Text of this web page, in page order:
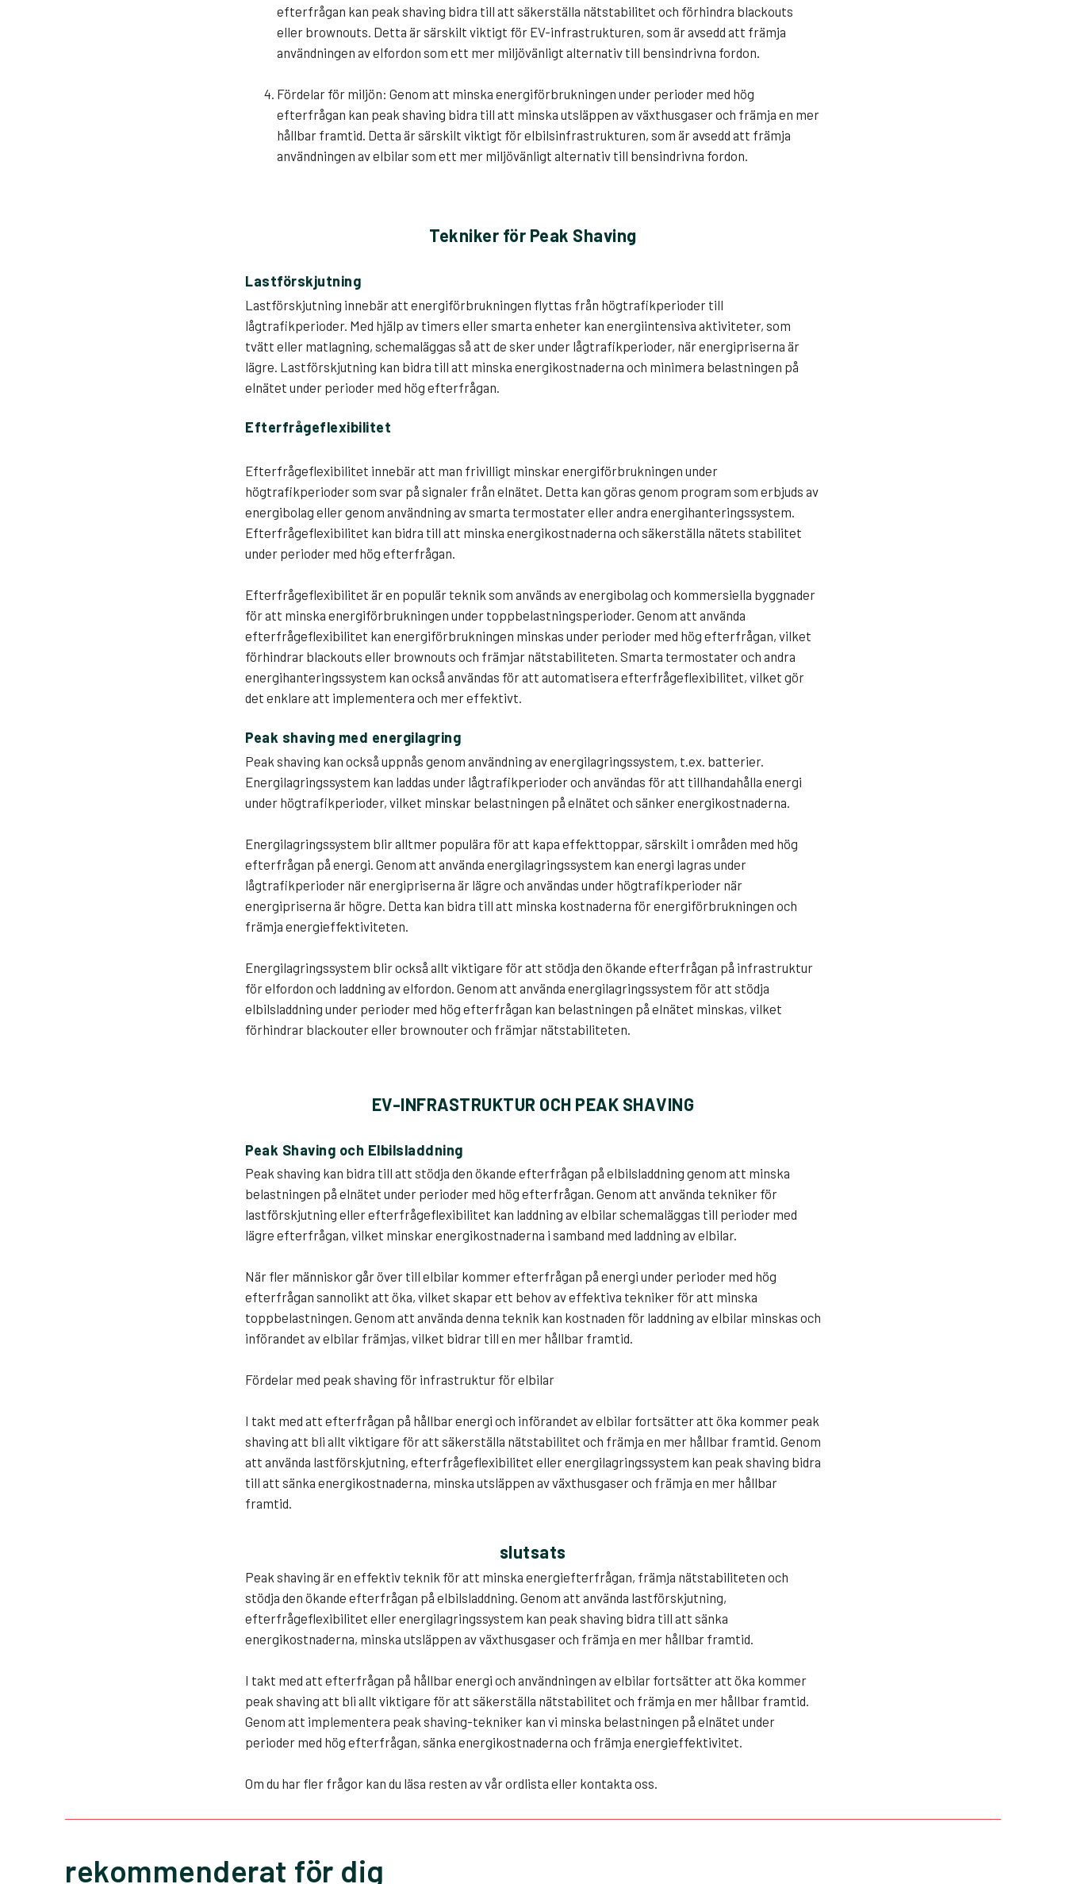
efterfrågan kan peak shaving bidra till att säkerställa nätstabilitet och förhindra blackouts
eller brownouts. Detta är särskilt viktigt för EV-infrastrukturen, som är avsedd att främja
användningen av elfordon som ett mer miljövänligt alternativ till bensindrivna fordon.
Fördelar för miljön: Genom att minska energiförbrukningen under perioder med hög
efterfrågan kan peak shaving bidra till att minska utsläppen av växthusgaser och främja en mer
hållbar framtid. Detta är särskilt viktigt för elbilsinfrastrukturen, som är avsedd att främja
användningen av elbilar som ett mer miljövänligt alternativ till bensindrivna fordon.
Tekniker för Peak Shaving
Lastförskjutning
Lastförskjutning innebär att energiförbrukningen flyttas från högtrafikperioder till
lågtrafikperioder. Med hjälp av timers eller smarta enheter kan energiintensiva aktiviteter, som
tvätt eller matlagning, schemaläggas så att de sker under lågtrafikperioder, när energipriserna är
lägre. Lastförskjutning kan bidra till att minska energikostnaderna och minimera belastningen på
elnätet under perioder med hög efterfrågan.
Efterfrågeflexibilitet
Efterfrågeflexibilitet innebär att man frivilligt minskar energiförbrukningen under
högtrafikperioder som svar på signaler från elnätet. Detta kan göras genom program som erbjuds av
energibolag eller genom användning av smarta termostater eller andra energihanteringssystem.
Efterfrågeflexibilitet kan bidra till att minska energikostnaderna och säkerställa nätets stabilitet
under perioder med hög efterfrågan.
Efterfrågeflexibilitet är en populär teknik som används av energibolag och kommersiella byggnader
för att minska energiförbrukningen under toppbelastningsperioder. Genom att använda
efterfrågeflexibilitet kan energiförbrukningen minskas under perioder med hög efterfrågan, vilket
förhindrar blackouts eller brownouts och främjar nätstabiliteten. Smarta termostater och andra
energihanteringssystem kan också användas för att automatisera efterfrågeflexibilitet, vilket gör
det enklare att implementera och mer effektivt.
Peak shaving med energilagring
Peak shaving kan också uppnås genom användning av energilagringssystem, t.ex. batterier.
Energilagringssystem kan laddas under lågtrafikperioder och användas för att tillhandahålla energi
under högtrafikperioder, vilket minskar belastningen på elnätet och sänker energikostnaderna.
Energilagringssystem blir alltmer populära för att kapa effekttoppar, särskilt i områden med hög
efterfrågan på energi. Genom att använda energilagringssystem kan energi lagras under
lågtrafikperioder när energipriserna är lägre och användas under högtrafikperioder när
energipriserna är högre. Detta kan bidra till att minska kostnaderna för energiförbrukningen och
främja energieffektiviteten.
Energilagringssystem blir också allt viktigare för att stödja den ökande efterfrågan på infrastruktur
för elfordon och laddning av elfordon. Genom att använda energilagringssystem för att stödja
elbilsladdning under perioder med hög efterfrågan kan belastningen på elnätet minskas, vilket
förhindrar blackouter eller brownouter och främjar nätstabiliteten.
EV-INFRASTRUKTUR OCH PEAK SHAVING
Peak Shaving och Elbilsladdning
Peak shaving kan bidra till att stödja den ökande efterfrågan på elbilsladdning genom att minska
belastningen på elnätet under perioder med hög efterfrågan. Genom att använda tekniker för
lastförskjutning eller efterfrågeflexibilitet kan laddning av elbilar schemaläggas till perioder med
lägre efterfrågan, vilket minskar energikostnaderna i samband med laddning av elbilar.
När fler människor går över till elbilar kommer efterfrågan på energi under perioder med hög
efterfrågan sannolikt att öka, vilket skapar ett behov av effektiva tekniker för att minska
toppbelastningen. Genom att använda denna teknik kan kostnaden för laddning av elbilar minskas och
införandet av elbilar främjas, vilket bidrar till en mer hållbar framtid.
Fördelar med peak shaving för infrastruktur för elbilar
I takt med att efterfrågan på hållbar energi och införandet av elbilar fortsätter att öka kommer peak
shaving att bli allt viktigare för att säkerställa nätstabilitet och främja en mer hållbar framtid. Genom
att använda lastförskjutning, efterfrågeflexibilitet eller energilagringssystem kan peak shaving bidra
till att sänka energikostnaderna, minska utsläppen av växthusgaser och främja en mer hållbar
framtid.
slutsats
Peak shaving är en effektiv teknik för att minska energiefterfrågan, främja nätstabiliteten och
stödja den ökande efterfrågan på elbilsladdning. Genom att använda lastförskjutning,
efterfrågeflexibilitet eller energilagringssystem kan peak shaving bidra till att sänka
energikostnaderna, minska utsläppen av växthusgaser och främja en mer hållbar framtid.
I takt med att efterfrågan på hållbar energi och användningen av elbilar fortsätter att öka kommer
peak shaving att bli allt viktigare för att säkerställa nätstabilitet och främja en mer hållbar framtid.
Genom att implementera peak shaving-tekniker kan vi minska belastningen på elnätet under
perioder med hög efterfrågan, sänka energikostnaderna och främja energieffektivitet.
Om du har fler frågor kan du läsa resten av vår ordlista eller kontakta oss.
rekommenderat för dig